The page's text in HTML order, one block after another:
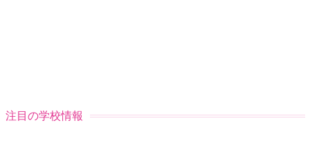
注目の学校情報